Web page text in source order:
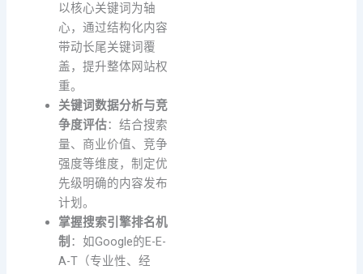
以核心关键词为轴
心，通过结构化内容
带动长尾关键词覆
盖，提升整体网站权
重。
关键词数据分析与竞
争度评估：结合搜索
量、商业价值、竞争
强度等维度，制定优
先级明确的内容发布
计划。
掌握搜索引擎排名机
制 ：如Google的E-E-
A-T（专业性、经